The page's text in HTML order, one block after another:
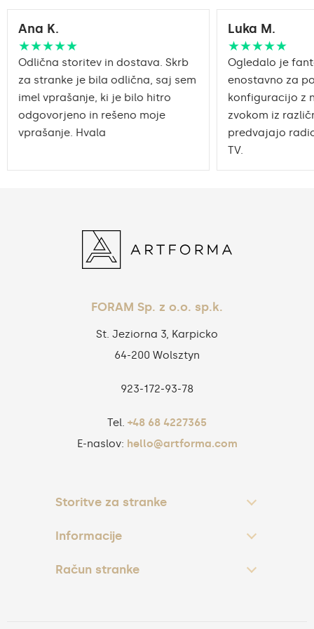
Ana K.
★★★★★
Odlična storitev in dostava. Skrb
za stranke je bila odlična, saj sem
imel vprašanje, ki je bilo hitro
odgovorjeno in rešeno moje
vprašanje. Hvala
Luka M.
★★★★★
Ogledalo je
enostavno za
konfiguracijo z
zvokom iz
predvajajo
TV.
FORAM Sp. z o.o. sp.k.
St. Jeziorna 3, Karpicko
64-200 Wolsztyn
923‑172‑93‑78
Tel. +48 68 4227365
E-naslov: hello@artforma.com
Storitve za stranke
Informacije
Račun stranke